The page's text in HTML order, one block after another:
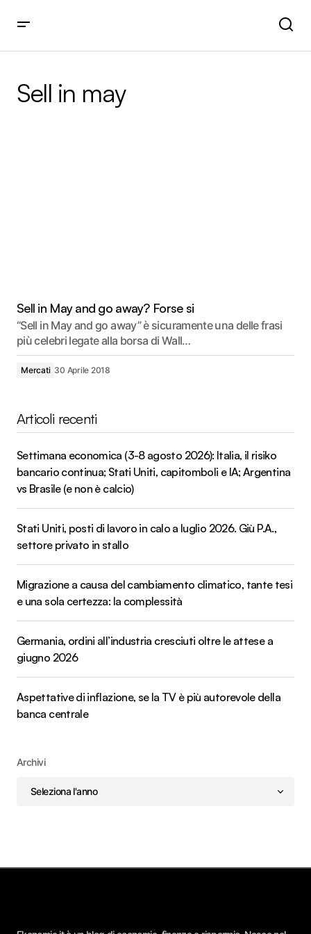
Sell in may
Sell in May and go away? Forse si
“Sell in May and go away” è sicuramente una delle frasi
più celebri legate alla borsa di Wall…
Mercati 30 Aprile 2018
Articoli recenti
Settimana economica (3-8 agosto 2026): Italia, il risiko
bancario continua; Stati Uniti, capitomboli e IA; Argentina
vs Brasile (e non è calcio)
Stati Uniti, posti di lavoro in calo a luglio 2026. Giù P.A.,
settore privato in stallo
Migrazione a causa del cambiamento climatico, tante tesi
e una sola certezza: la complessità
Germania, ordini all’industria cresciuti oltre le attese a
giugno 2026
Aspettative di inflazione, se la TV è più autorevole della
banca centrale
Archivi